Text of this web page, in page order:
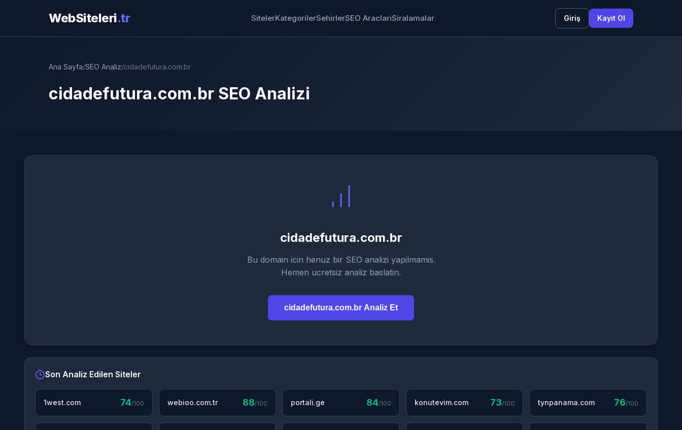
WebSiteleri.tr SitelerKategorilerSehirlerSEO AraclariSiralamalar Giriş Kayıt Ol
Ana Sayfa/SEO Analiz/cidadefutura.com.br
cidadefutura.com.br SEO Analizi
cidadefutura.com.br
Bu domain icin henuz bir SEO analizi yapilmamis.
Hemen ucretsiz analiz baslatin.
cidadefutura.com.br Analiz Et
Son Analiz Edilen Siteler
1west.com 74/100 webioo.com.tr 88/100 portali.ge 84/100 konutevim.com 73/100 tynpanama.com 76/100